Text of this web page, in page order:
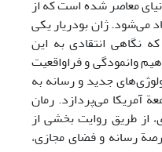
معاصر شده است که از
می‌شود. ژان بودریار یکی
نگاهی انتقادی به این
وانمودگی و فراواقعیت
جدید و رسانه به
آمریکا می‌پردازد. رمان
از طریق روایت بخشی از
رسانه و فضای مجازی،